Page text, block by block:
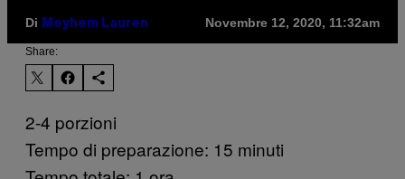
Di Meyhem Lauren Novembre 12, 2020, 11:32am
Share:
2-4 porzioni
Tempo di preparazione: 15 minuti